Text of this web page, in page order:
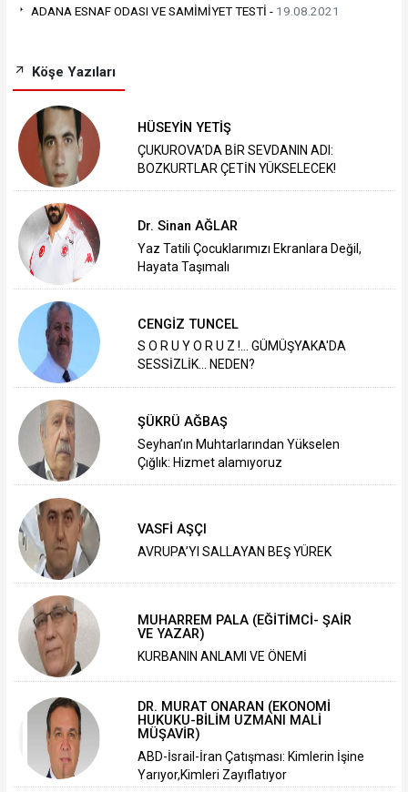
ADANA ESNAF ODASI VE SAMİMİYET TESTİ - 19.08.2021
Köşe Yazıları
HÜSEYİN YETİŞ
ÇUKUROVA’DA BİR SEVDANIN ADI:
BOZKURTLAR ÇETİN YÜKSELECEK!
Dr. Sinan AĞLAR
Yaz Tatili Çocuklarımızı Ekranlara Değil,
Hayata Taşımalı
CENGİZ TUNCEL
S O R U Y O R U Z !... GÜMÜŞYAKA'DA
SESSİZLİK... NEDEN?
ŞÜKRÜ AĞBAŞ
Seyhan’ın Muhtarlarından Yükselen
Çığlık: Hizmet alamıyoruz
VASFİ AŞÇI
AVRUPA’YI SALLAYAN BEŞ YÜREK
MUHARREM PALA (EĞİTİMCİ- ŞAİR
VE YAZAR)
KURBANIN ANLAMI VE ÖNEMİ
DR. MURAT ONARAN (EKONOMİ
HUKUKU-BİLİM UZMANI MALİ
MÜŞAVİR)
ABD-İsrail-İran Çatışması: Kimlerin İşine
Yarıyor,Kimleri Zayıflatıyor